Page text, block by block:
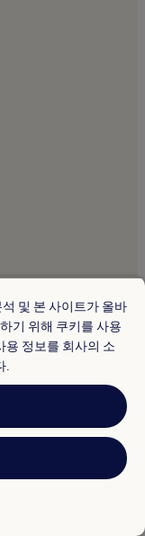
및 본 사이트가 올바
기 위해 쿠키를 사용
용 정보를 회사의 소
.